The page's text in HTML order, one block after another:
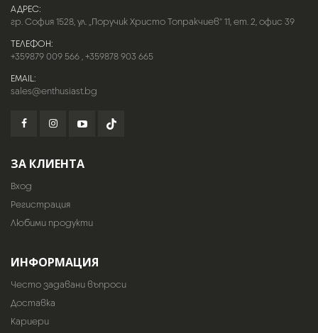
АДРЕС:
гр. София 1528, ул. „Поручик Христо Топракчиев“ 11, ет. 2, офис 39
ТЕЛЕФОН:
+359879 009 566,+359878 903 665
EMAIL:
sales@enthusiast.bg
ЗА КЛИЕНТА
Вход
Регистрация
Любими продукти
ИНФОРМАЦИЯ
Често задавани въпроси
Доставка
Кариери